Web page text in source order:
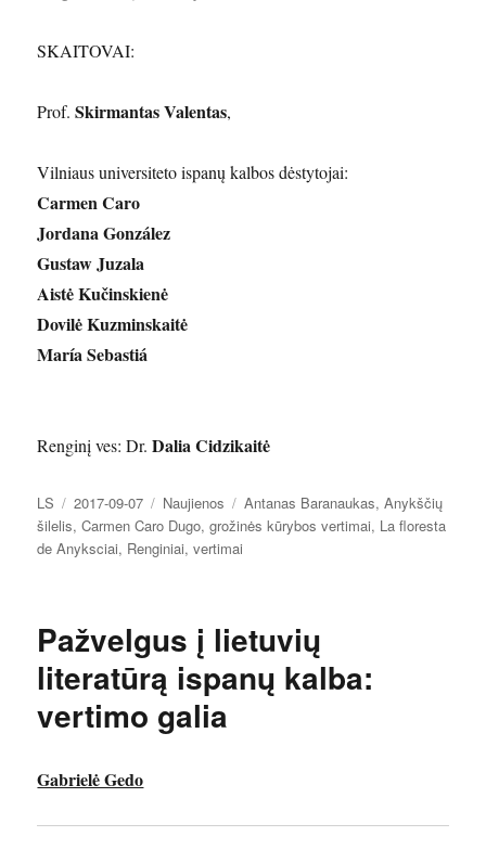
SKAITOVAI:
Prof.Skirmantas Valentas,
Vilniaus universiteto ispanų kalbos dėstytojai:
Carmen Caro
Jordana González
Gustaw Juzala
Aistė Kučinskienė
Dovilė Kuzminskaitė
María Sebastiá
Renginį ves: Dr.Dalia Cidzikaitė
Autorius
LS Paskelbta
2017-09-07 Kategorijos
Naujienos Žymos
Antanas Baranaukas,Anykščių
šilelis,Carmen Caro Dugo,grožinės kūrybos vertimai, La floresta
de Anyksciai, Renginiai,vertimai
Pažvelgus į lietuvių
literatūrą ispanų kalba:
vertimo galia
Gabrielė Gedo